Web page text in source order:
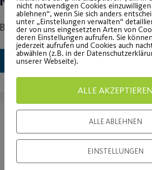
Body Workout jeden Mittwoch
WEITERLESEN
Load More
nicht notwendigen Cookies
ablehnen“, wenn Sie sich anders
unter „Einstellungen verwalten“
der von uns eingesetzten Arten von
deren Einstellungen aufrufen. Sie
jederzeit aufrufen und Cookies auch
abwählen (z.B. in der
unserer Webseite).
ALLE
ALLE ABLEHNEN
EINSTELLUNGEN